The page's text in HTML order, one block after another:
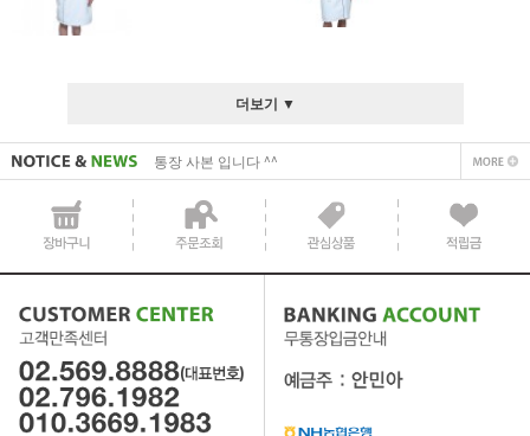
더보기 ▼
통장 사본 입니다 ^^